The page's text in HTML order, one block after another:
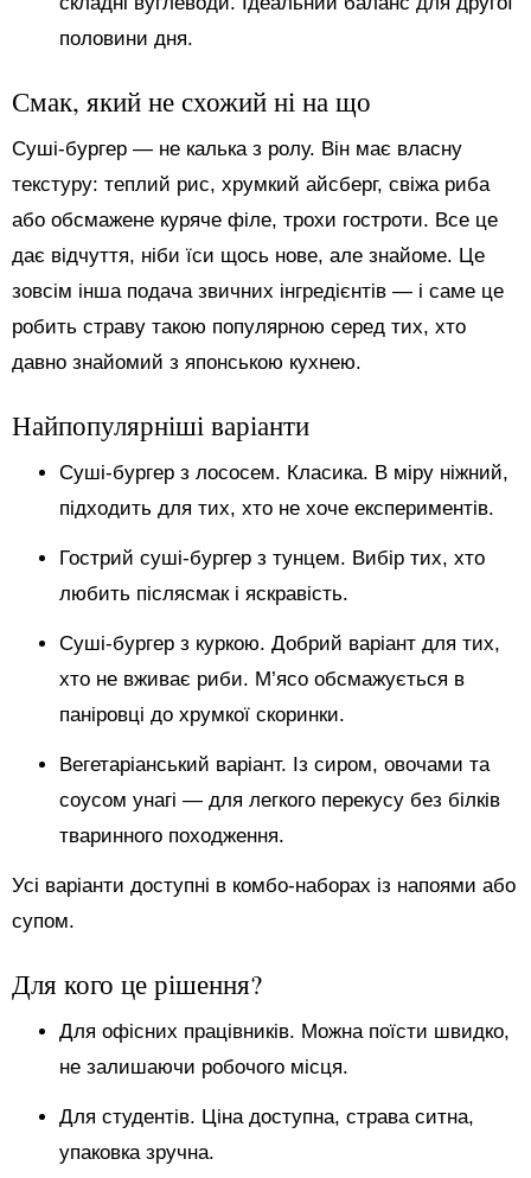
половини дня.
Смак, який не схожий ні на що
Суші-бургер — не калька з ролу. Він має власну
текстуру: теплий рис, хрумкий айсберг, свіжа риба
або обсмажене куряче філе, трохи гостроти. Все це
дає відчуття, ніби їси щось нове, але знайоме. Це
зовсім інша подача звичних інгредієнтів — і саме це
робить страву такою популярною серед тих, хто
давно знайомий з японською кухнею.
Найпопулярніші варіанти
Суші-бургер з лососем. Класика. В міру ніжний,
підходить для тих, хто не хоче експериментів.
Гострий суші-бургер з тунцем. Вибір тих, хто
любить післясмак і яскравість.
Суші-бургер з куркою. Добрий варіант для тих,
хто не вживає риби. М’ясо обсмажується в
паніровці до хрумкої скоринки.
Вегетаріанський варіант. Із сиром, овочами та
соусом унагі — для легкого перекусу без білків
тваринного походження.
Усі варіанти доступні в комбо-наборах із напоями або
супом.
Для кого це рішення?
Для офісних працівників. Можна поїсти швидко,
не залишаючи робочого місця.
Для студентів. Ціна доступна, страва ситна,
упаковка зручна.